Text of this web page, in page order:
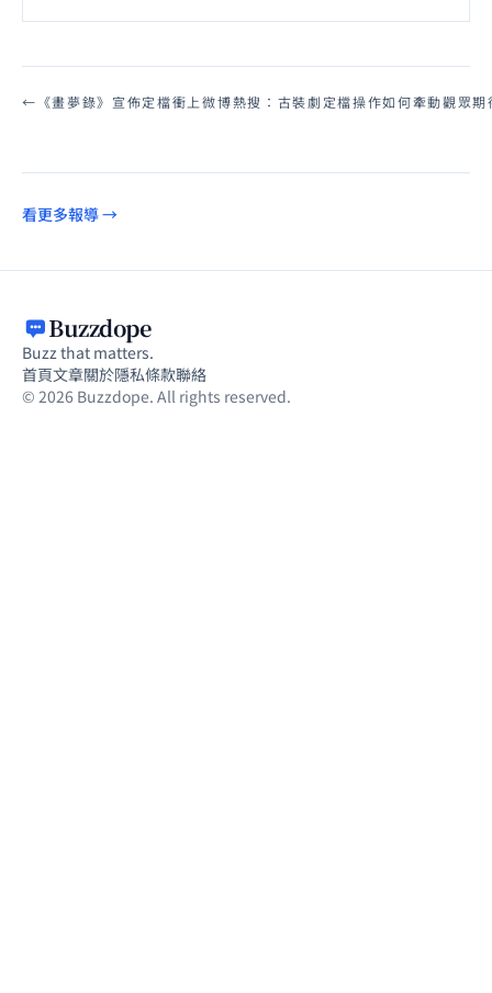
← 《畫夢錄》宣佈定檔衝上微博熱搜：古裝劇定檔操作如何牽動觀眾
看更多報導 →
Buzzdope
Buzz that matters.
首頁文章關於隱私條款聯絡
© 2026 Buzzdope. All rights reserved.